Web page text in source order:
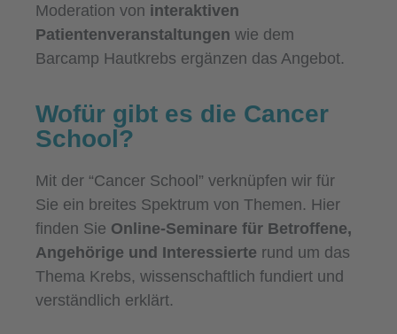
Moderation von interaktiven
Patientenveranstaltungen wie dem
Barcamp Hautkrebs ergänzen das Angebot.
Wofür gibt es die Cancer
School?
Mit der “Cancer School” verknüpfen wir für
Sie ein breites Spektrum von Themen. Hier
finden Sie Online-Seminare für Betroffene,
Angehörige und Interessierte rund um das
Thema Krebs, wissenschaftlich fundiert und
verständlich erklärt.